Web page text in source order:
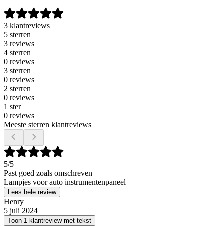
3 klantreviews
5 sterren
3 reviews
4 sterren
0 reviews
3 sterren
0 reviews
2 sterren
0 reviews
1 ster
0 reviews
Meeste sterren klantreviews
5/5
Past goed zoals omschreven
Lampjes voor auto instrumentenpaneel
Lees hele review
Henry
5 juli 2024
Toon 1 klantreview met tekst